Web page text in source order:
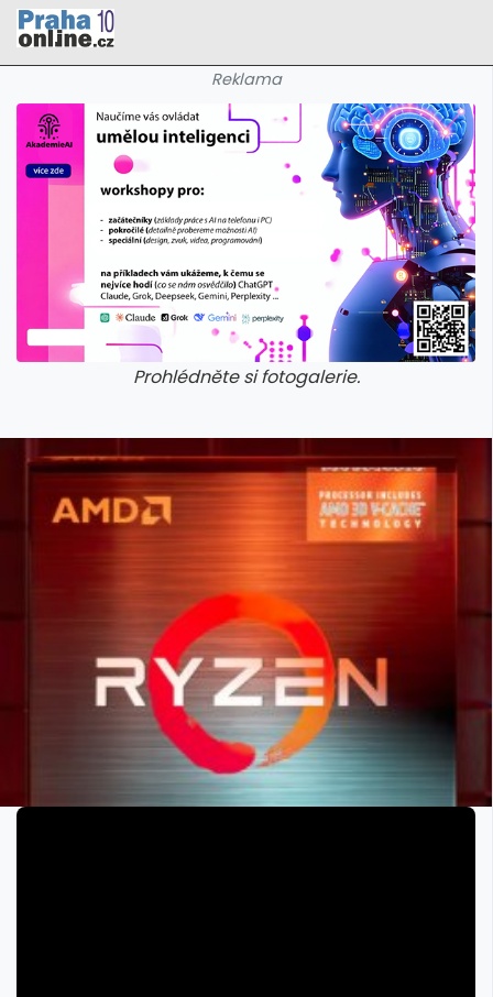
Reklama
Prohlédněte si fotogalerie.